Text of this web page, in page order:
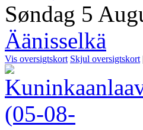
Søndag 5
Äänisselkä
Vis oversigtskort Skjul oversigtskort